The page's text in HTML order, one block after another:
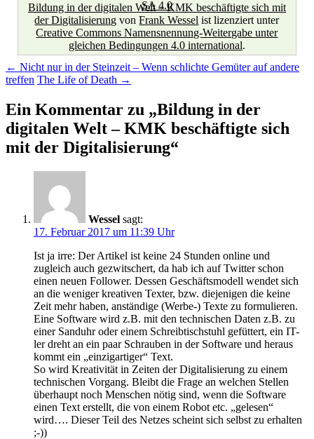
Bildung in der digitalen Welt – KMK beschäftigte sich mit
der Digitalisierung vonFrank Wessel ist lizenziert unter
Creative Commons Namensnennung-Weitergabe unter
gleichen Bedingungen 4.0 international.
Beitragsnavigation
← Nicht nur in der Steinzeit – Wenn schlichte Gemüter auf andere
treffen The Life of Death →
Ein Kommentar zu „Bildung in der
digitalen Welt – KMK beschäftigte sich
mit der Digitalisierung“
Wessel sagt:
17. Februar 2017 um 11:39 Uhr
Ist ja irre: Der Artikel ist keine 24 Stunden online und
zugleich auch gezwitschert, da hab ich auf Twitter schon
einen neuen Follower. Dessen Geschäftsmodell wendet sich
an die weniger kreativen Texter, bzw. diejenigen die keine
Zeit mehr haben, anständige (Werbe-) Texte zu formulieren.
Eine Software wird z.B. mit den technischen Daten z.B. zu
einer Sanduhr oder einem Schreibtischstuhl gefüttert, ein IT-
ler dreht an ein paar Schrauben in der Software und heraus
kommt ein „einzigartiger“ Text.
So wird Kreativität in Zeiten der Digitalisierung zu einem
technischen Vorgang. Bleibt die Frage an welchen Stellen
überhaupt noch Menschen nötig sind, wenn die Software
einen Text erstellt, die von einem Robot etc. „gelesen“
wird…. Dieser Teil des Netzes scheint sich selbst zu erhalten
;-))